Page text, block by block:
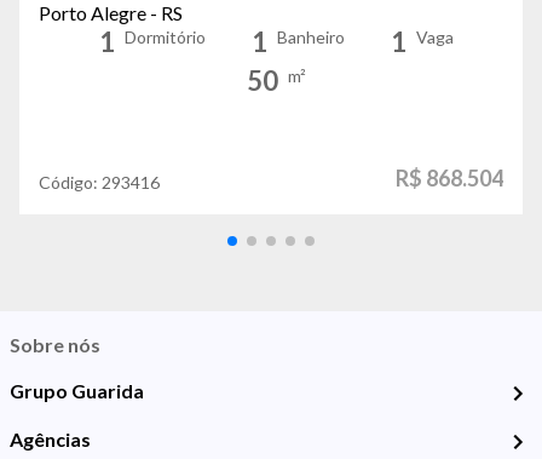
Porto Alegre - RS
1 Dormitório 1 Banheiro 1 Vaga
50 m²
Código: 293416 R$ 868.504
Sobre nós
Grupo Guarida
Agências